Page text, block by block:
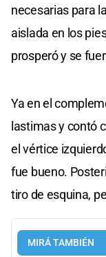
necesarias para
aislada en los
prosperó y se
Ya en el
lastimas y contó
el vértice
fue bueno.
tiro de esquina,
MIRÁ TAMBIÉN